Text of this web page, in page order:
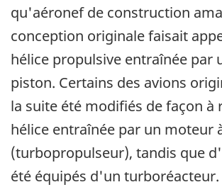
qu'aéronef de construction
conception originale faisait
hélice propulsive entraînée par
piston. Certains des avions
la suite été modifiés de façon à
hélice entraînée par un moteur
(turbopropulseur), tandis que
été équipés d'un turboréacteur.